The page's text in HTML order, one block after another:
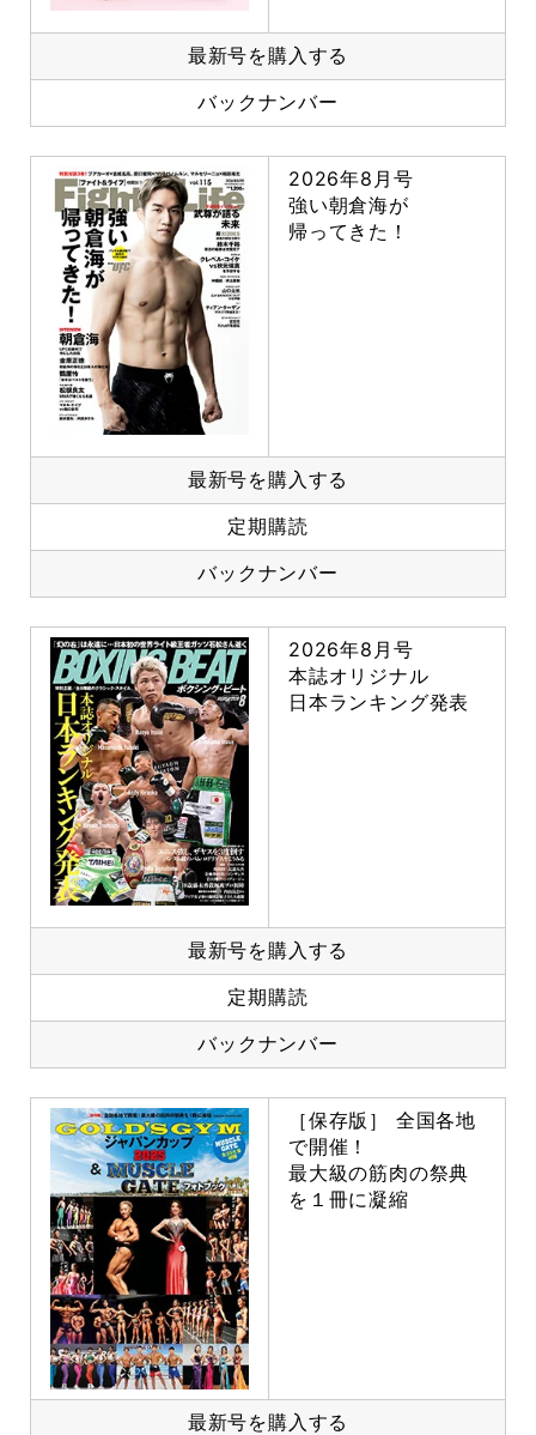
最新号を購入する
バックナンバー
2026年8月号
強い朝倉海が
帰ってきた！
最新号を購入する
定期購読
バックナンバー
2026年8月号
本誌オリジナル
日本ランキング発表
最新号を購入する
定期購読
バックナンバー
［保存版］ 全国各地
で開催！
最大級の筋肉の祭典
を１冊に凝縮
最新号を購入する